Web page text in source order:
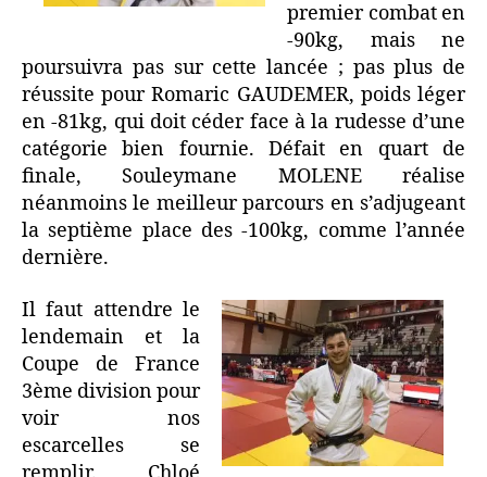
premier combat en
-90kg, mais ne
poursuivra pas sur cette lancée ; pas plus de
réussite pour Romaric GAUDEMER, poids léger
en -81kg, qui doit céder face à la rudesse d’une
catégorie bien fournie. Défait en quart de
finale, Souleymane MOLENE réalise
néanmoins le meilleur parcours en s’adjugeant
la septième place des -100kg, comme l’année
dernière.
Il faut attendre le
lendemain et la
Coupe de France
3ème division pour
voir nos
escarcelles se